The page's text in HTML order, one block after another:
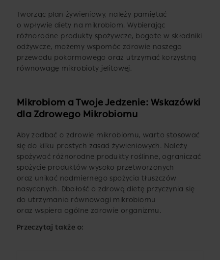
Tworząc plan żywieniowy, należy pamiętać
o wpływie diety na mikrobiom. Wybierając
różnorodne produkty spożywcze, bogate w składniki
odżywcze, możemy wspomóc zdrowie naszego
przewodu pokarmowego oraz utrzymać korzystną
równowagę mikrobioty jelitowej.
Mikrobiom a Twoje Jedzenie: Wskazówki
dla Zdrowego Mikrobiomu
Aby zadbać o zdrowie mikrobiomu, warto stosować
się do kilku prostych zasad żywieniowych. Należy
spożywać różnorodne produkty roślinne, ograniczać
spożycie produktów wysoko przetworzonych
oraz unikać nadmiernego spożycia tłuszczów
nasyconych. Dbałość o zdrową dietę przyczynia się
do utrzymania równowagi mikrobiomu
oraz wspiera ogólne zdrowie organizmu.
Przeczytaj także o: